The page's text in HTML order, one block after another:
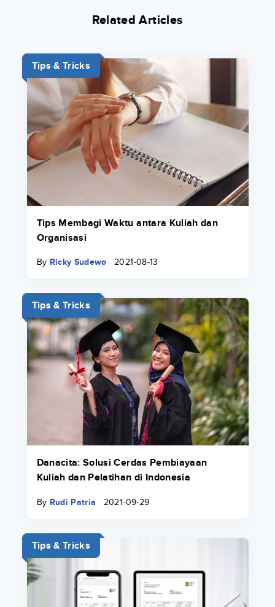
Related Articles
Tips & Tricks
Tips Membagi Waktu antara Kuliah dan
Organisasi
By Ricky Sudewo 2021-08-13
Tips & Tricks
Danacita: Solusi Cerdas Pembiayaan
Kuliah dan Pelatihan di Indonesia
By Rudi Patria 2021-09-29
Tips & Tricks